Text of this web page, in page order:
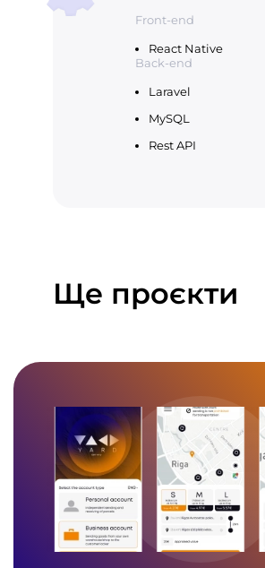
Front-end
React Native
Back-end
Laravel
MySQL
Rest API
Ще проєкти